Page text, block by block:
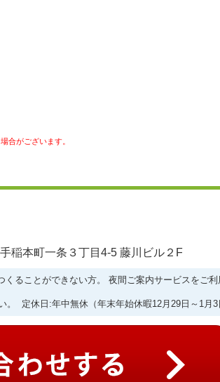
合がございます。
稲本町一条３丁目4-5 藤川ビル２F
ることができない方。 夜間ご案内サービスをご利
。 定休日:年中無休（年末年始休暇12月29日～1月3